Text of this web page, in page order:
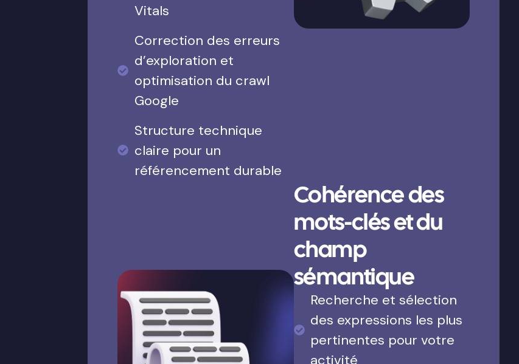
Vitals
Correction des erreurs
d’exploration et
optimisation du crawl
Google
Structure technique
claire pour un
référencement durable
Cohérence des
mots-clés et du
champ
sémantique
Recherche et sélection
des expressions les plus
pertinentes pour votre
activité